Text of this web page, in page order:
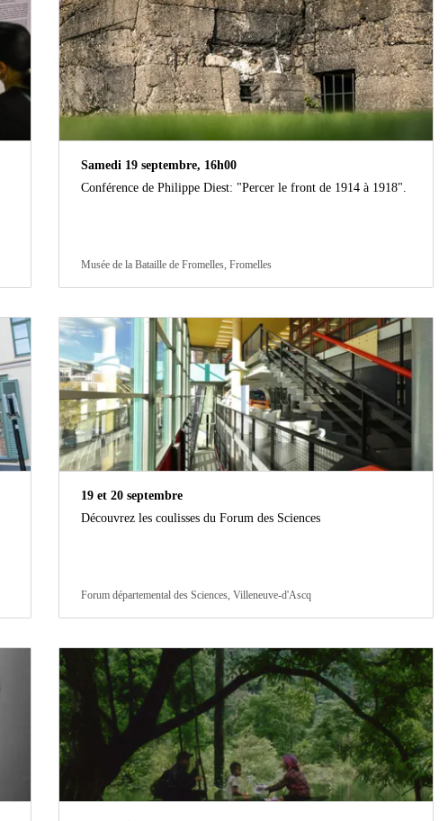
Samedi 19 septembre, 16h00
Conférence de Philippe Diest: "Percer le front de 1914 à 1918".
Musée de la Bataille de Fromelles, Fromelles
19 et 20 septembre
Découvrez les coulisses du Forum des Sciences
Forum départemental des Sciences, Villeneuve-d'Ascq